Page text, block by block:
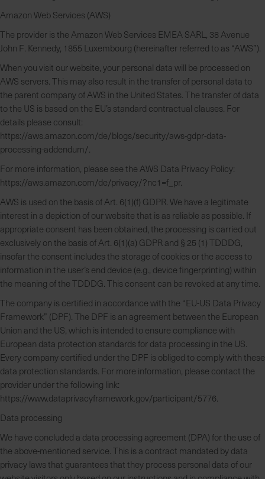
Amazon Web Services (AWS)
The provider is the Amazon Web Services EMEA SARL, 38 Avenue
John F. Kennedy, 1855 Luxembourg (hereinafter referred to as “AWS”).
When you visit our website, your personal data will be processed on
AWS servers. This may also result in the transfer of personal data to
the parent company of AWS in the United States. The transfer of data
to the US is based on the EU’s standard contractual clauses. For
details please consult:
https://aws.amazon.com/de/blogs/security/aws-gdpr-data-
processing-addendum/.
For more information, please see the AWS Data Privacy Policy:
https://aws.amazon.com/de/privacy/?nc1=f_pr.
AWS is used on the basis of Art. 6(1)(f) GDPR. We have a legitimate
interest in a depiction of our website that is as reliable as possible. If
appropriate consent has been obtained, the processing is carried out
exclusively on the basis of Art. 6(1)(a) GDPR and § 25 (1) TDDDG,
insofar the consent includes the storage of cookies or the access to
information in the user’s end device (e.g., device fingerprinting) within
the meaning of the TDDDG. This consent can be revoked at any time.
The company is certified in accordance with the “EU-US Data Privacy
Framework” (DPF). The DPF is an agreement between the European
Union and the US, which is intended to ensure compliance with
European data protection standards for data processing in the US.
Every company certified under the DPF is obliged to comply with these
data protection standards. For more information, please contact the
provider under the following link:
https://www.dataprivacyframework.gov/participant/5776.
Data processing
We have concluded a data processing agreement (DPA) for the use of
the above-mentioned service. This is a contract mandated by data
privacy laws that guarantees that they process personal data of our